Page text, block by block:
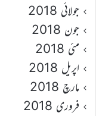
جولائی 2018
جون 2018
مئی 2018
اپریل 2018
مارچ 2018
فروری 2018